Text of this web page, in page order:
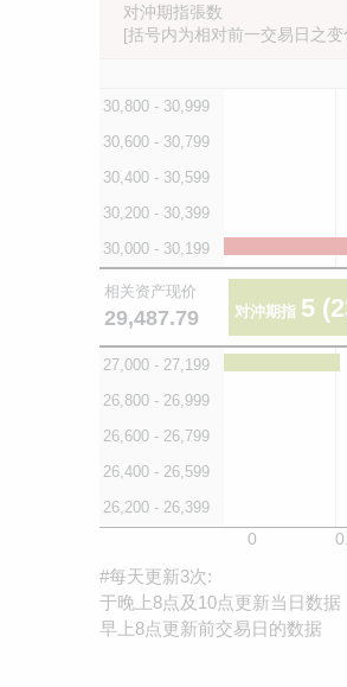
对沖期指張数
[括号内为相对前一交易日之变
30,800 - 30,999
30,600 - 30,799
30,400 - 30,599
30,200 - 30,399
30,000 - 30,199
相关资产现价
29,487.79 对沖期指 5
27,000 - 27,199
26,800 - 26,999
26,600 - 26,799
26,400 - 26,599
26,200 - 26,399
0
#每天更新3次:
于晚上8点及10点更新当日数据
早上8点更新前交易日的数据